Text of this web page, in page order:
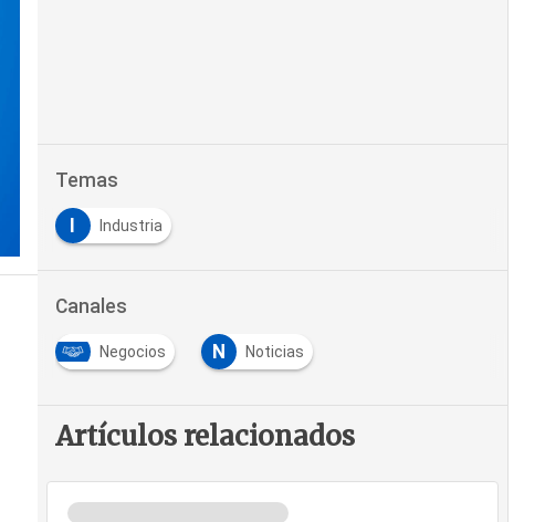
Temas
Industria
Canales
Negocios N Noticias
Artículos relacionados